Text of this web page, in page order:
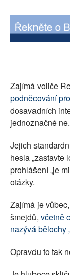
Zajímá voliče
podněcování
dosavadních
jednoznačné ne.
Jejich
hesla „zastavte
prohlášení „je
otázky.
Zajímá je
šmejdů, včetně
nazývá bělochy
Opravdu to tak